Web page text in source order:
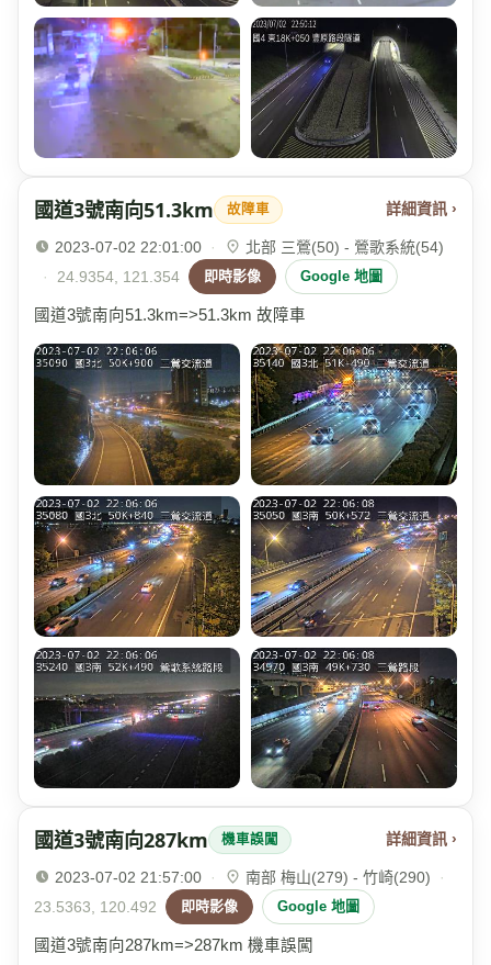
國道3號南向51.3km 故障車 詳細資訊 ›
2023-07-02 22:01:00 ·
北部 三鶯(50) - 鶯歌系統(54)
·
24.9354, 121.354 即時影像 Google 地圖
國道3號南向51.3km=>51.3km 故障車
國道3號南向287km 機車誤闖 詳細資訊 ›
2023-07-02 21:57:00 · 南部 梅山(279) - 竹崎(290)
·
23.5363, 120.492
即時影像 Google 地圖
國道3號南向287km=>287km 機車誤闖